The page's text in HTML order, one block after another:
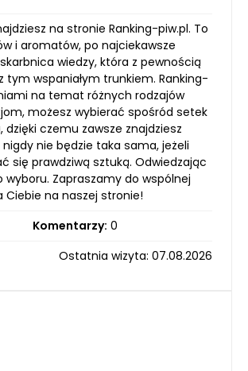
na stronie Ranking-piw.pl. To
i aromatów, po najciekawsze
wiedzy, która z pewnością
tym wspaniałym trunkiem. Ranking-
na temat różnych rodzajów
możesz wybierać spośród setek
czemu zawsze znajdziesz
nie będzie taka sama, jeżeli
się prawdziwą sztuką. Odwiedzając
Zapraszamy do wspólnej
na naszej stronie!
Komentarzy: 0
Ostatnia wizyta: 07.08.2026